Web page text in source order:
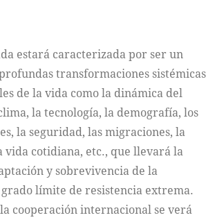
estará caracterizada por ser un
transformaciones sistémicas
de la vida como la dinámica del
la tecnología, la demografía, los
la seguridad, las migraciones, la
vida cotidiana, etc., que llevará la
y sobrevivencia de la
límite de resistencia extrema.
cooperación internacional se verá